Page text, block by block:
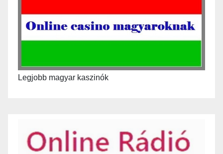
Legjobb magyar kaszinók